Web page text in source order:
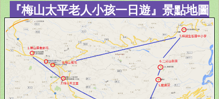
『梅山太平老人小孩一日遊』景點地圖